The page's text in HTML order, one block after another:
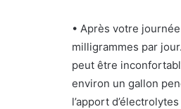
• Après votre
milligrammes par
peut être
environ un gallon
l’apport